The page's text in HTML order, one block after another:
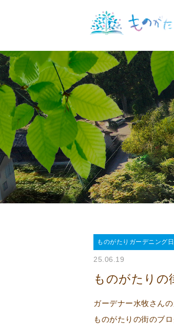
ものがたりガーデニング
25.06.19
ものがたりの
ガーデナー水牧さん
ものがたりの街のブ